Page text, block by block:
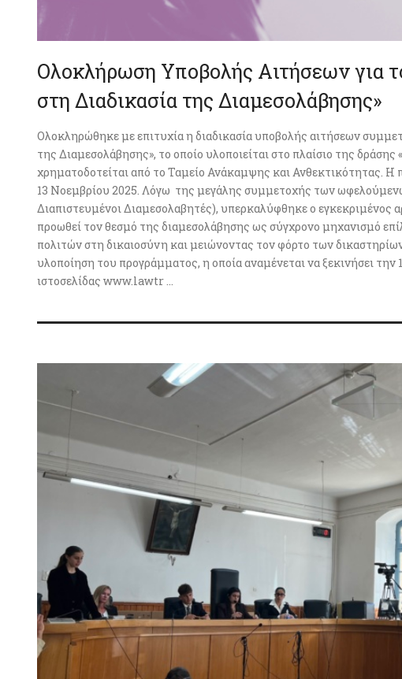
Ολοκλήρωση Υποβολής Αιτήσεων για
στη Διαδικασία της Διαμεσολάβησης»
Ολοκληρώθηκε με επιτυχία η διαδικασία υποβολής αιτήσεων
της Διαμεσολάβησης», το οποίο υλοποιείται στο πλαίσιο της
χρηματοδοτείται από το Ταμείο Ανάκαμψης και Ανθεκτικότητας.
13 Νοεμβρίου 2025. Λόγω της μεγάλης συμμετοχής των
Διαπιστευμένοι Διαμεσολαβητές), υπερκαλύφθηκε ο εγκεκριμένος
προωθεί τον θεσμό της διαμεσολάβησης ως σύγχρονο μηχανισμό
πολιτών στη δικαιοσύνη και μειώνοντας τον φόρτο των
υλοποίηση του προγράμματος, η οποία αναμένεται να ξεκινήσει
ιστοσελίδας www.lawtr ...